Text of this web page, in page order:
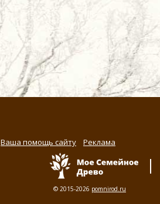
Ваша помощь сайту Реклама
© 2015-2026 pomnirod.ru